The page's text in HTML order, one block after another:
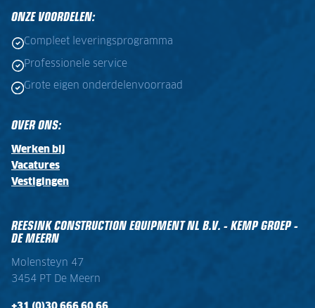
ONZE VOORDELEN:
Compleet leveringsprogramma
Professionele service
Grote eigen onderdelenvoorraad
OVER ONS:
Werken bij
Vacatures
Vestigingen
REESINK CONSTRUCTION EQUIPMENT NL B.V. - KEMP GROEP -
DE MEERN
Molensteyn 47
3454 PT De Meern